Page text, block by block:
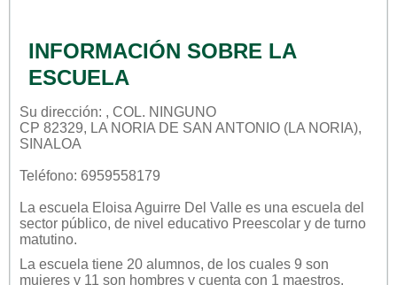
INFORMACIÓN SOBRE LA
ESCUELA
Su dirección: , COL. NINGUNO
CP 82329, LA NORIA DE SAN ANTONIO (LA NORIA),
SINALOA
Teléfono: 6959558179
La escuela Eloisa Aguirre Del Valle es una escuela del
sector público, de nivel educativo Preescolar y de turno
matutino.
La escuela tiene 20 alumnos, de los cuales 9 son
mujeres y 11 son hombres y cuenta con 1 maestros.